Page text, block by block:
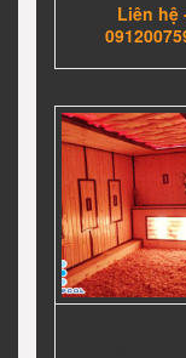
Liên hệ